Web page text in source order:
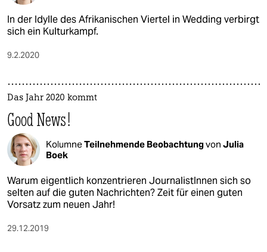
In der Idylle des Afrikanischen Viertel in Wedding verbirgt
sich ein Kulturkampf.
9.2.2020
Das Jahr 2020 kommt
Good News!
KolumneTeilnehmende Beobachtungvon Julia
Boek
Warum eigentlich konzentrieren JournalistInnen sich so
selten auf die guten Nachrichten? Zeit für einen guten
Vorsatz zum neuen Jahr!
29.12.2019